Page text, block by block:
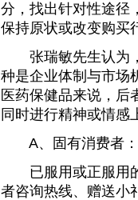
分，找出针对性途径
保持原状或改变购买
张瑞敏先生认为，
种是企业体制与市场
医药保健品来说，后
同时进行精神或情感
A、固有消费者：
已服用或正服用的
者咨询热线、赠送小